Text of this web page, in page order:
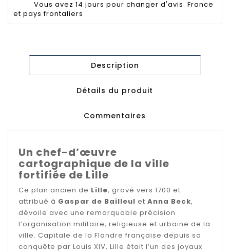
Vous avez 14 jours pour changer d'avis. France
et pays frontaliers
Description
Détails du produit
Commentaires
Un chef-d’œuvre
cartographique de la ville
fortifiée de Lille
Ce plan ancien de Lille, gravé vers 1700 et
attribué à Gaspar de Bailleul et Anna Beck,
dévoile avec une remarquable précision
l’organisation militaire, religieuse et urbaine de la
ville. Capitale de la Flandre française depuis sa
conquête par Louis XIV, Lille était l’un des joyaux